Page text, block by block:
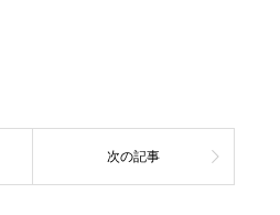
次の記事